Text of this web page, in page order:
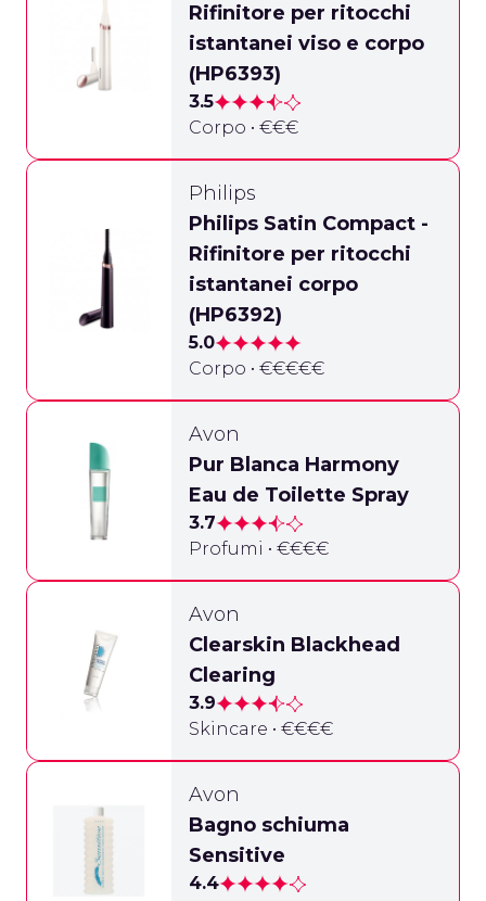
Rifinitore per ritocchi
istantanei viso e corpo
(HP6393)
3.5
Corpo • €€€
Philips
Philips Satin Compact -
Rifinitore per ritocchi
istantanei corpo
(HP6392)
5.0
Corpo • €€€€€
Avon
Pur Blanca Harmony
Eau de Toilette Spray
3.7
Profumi • €€€€
Avon
Clearskin Blackhead
Clearing
3.9
Skincare • €€€€
Avon
Bagno schiuma
Sensitive
4.4